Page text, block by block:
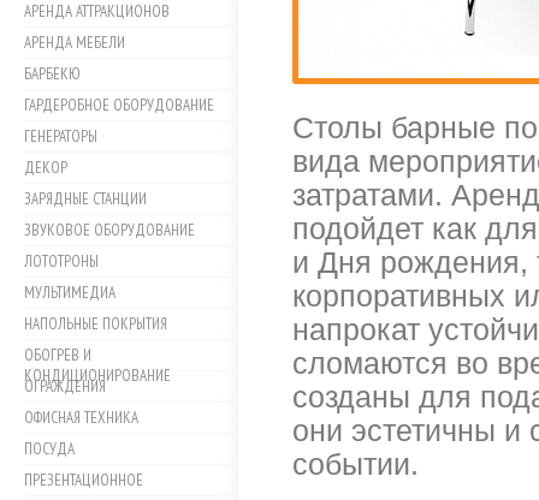
АРЕНДА АТТРАКЦИОНОВ
АРЕНДА МЕБЕЛИ
БАРБЕКЮ
ГАРДЕРОБНОЕ ОБОРУДОВАНИЕ
ГЕНЕРАТОРЫ
ДЕКОР
ЗАРЯДНЫЕ СТАНЦИИ
ЗВУКОВОЕ ОБОРУДОВАНИЕ
ЛОТОТРОНЫ
МУЛЬТИМЕДИА
НАПОЛЬНЫЕ ПОКРЫТИЯ
ОБОГРЕВ И
КОНДИЦИОНИРОВАНИЕ
ОГРАЖДЕНИЯ
ОФИСНАЯ ТЕХНИКА
ПОСУДА
ПРЕЗЕНТАЦИОННОЕ
Столы барные
вида
затратами.
подойдет как
и Дня рождения,
корпоративных
напрокат
сломаются во
созданы для
они эстетичны
событии.